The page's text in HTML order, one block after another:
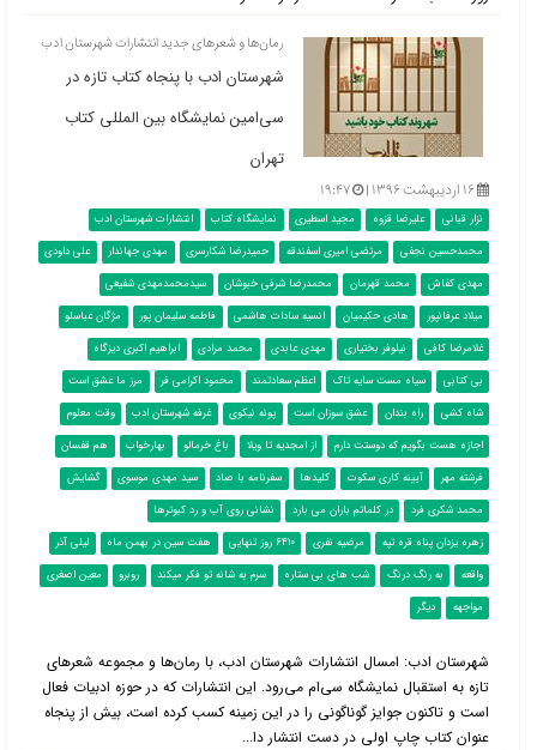
رمان‌ها و شعرهای جدید انتشارات شهرستان ادب
شهرستان ادب با پنجاه کتاب تازه در
سی‌امین نمایشگاه بین المللی کتاب
تهران
۱۶ اردیبهشت ۱۳۹۶ | ۱۹:۴۷
نزار قبانی علیرضا قزوه مجید اسطیری نمایشگاه کتاب
انتشارات شهرستان ادب
محمدحسین نجفی
مرتضی امیری اسفندقه حمیدرضا شکارسری مهدی جهاندار
علی داودی
مهدی کفاش
محمد قهرمان محمدرضا شرفی خبوشان
سیدمحمدمهدی شفیعی
میلاد عرفانپور
هادی حکیمیان انسیه سادات هاشمی فاطمه سلیمان پور
مژگان عباسلو
غلامرضا کافی
نیلوفر بختیاری مهدی عابدی محمد مرادی
ابراهیم اکبری دیزگاه
بی کتابی
سیاه مست سایه تاک اعظم سعادتمند محمود اکرامی فر
مرز ما عشق است
شاه کشی
راه بندان عشق سوزان است پونه نیکوی غرفه شهرستان ادب
وقت معلوم
اجازه هست بگویم که دوستت دارم
از امجدیه تا ویلا باغ خرمالو بهارخواب
هم قفسان
فرشته مهر
آیینه کاری سکوت کلیدها سفرنامه با صاد سید مهدی موسوی
گشایش
محمد شکری فرد
در کلماتم باران می بارد
نشانی روی آب و رد کبوترها
زهره یزدان پناه قره تپه
مرضیه نفری 6410 روز تنهایی هفت سین در بهمن ماه
لیلی آذر
واقعه
به رنگ درنگ شب های بی ستاره سرم به شانه تو فکر میکند روبرو
معین اصغری
مواجهه
دیگر
شهرستان ادب: امسال انتشارات شهرستان ادب، با رمان‌ها و مجموعه شعرهای
تازه به استقبال نمایشگاه سی‌ام می‌رود. این انتشارات که در حوزه ادبیات فعال
است و تاکنون جوایز گوناگونی را در این زمینه کسب کرده است، بیش از پنجاه
عنوان کتاب چاپ اولی در دست انتشار دا...